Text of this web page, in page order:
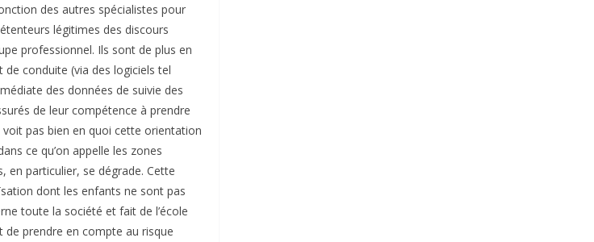
des autres spécialistes pour
légitimes des discours
professionnel. Ils sont de plus en
conduite (via des logiciels tel
des données de suivie des
de leur compétence à prendre
pas bien en quoi cette orientation
ce qu’on appelle les zones
en particulier, se dégrade. Cette
dont les enfants ne sont pas
toute la société et fait de l’école
de prendre en compte au risque